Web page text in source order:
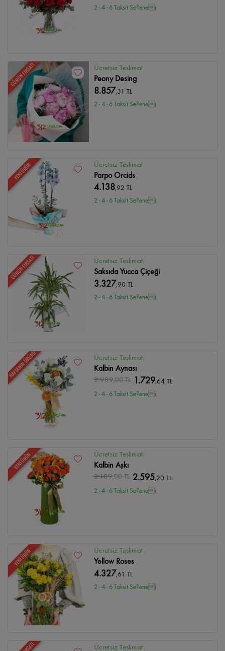
2 - 4 - 6 Taksit Se?enei
GÜNÜN FIRSATI Ücretsiz Teslimat
Peony Desing
8.857,31 TL
2 - 4 - 6 Taksit Se?enei
YENİ ÜRÜN Ücretsiz Teslimat
Parpo Orcids
4.138,92 TL
2 - 4 - 6 Taksit Se?enei
GÜNÜN FIRSATI Ücretsiz Teslimat
Saksıda Yucca Çiçeği
3.327,90 TL
2 - 4 - 6 Taksit Se?enei
HAFTANIN ÜRÜNÜ Ücretsiz Teslimat
Kalbin Aynası
2.989,00 TL 1.729,64 TL
2 - 4 - 6 Taksit Se?enei
YENİ ÜRÜN Ücretsiz Teslimat
Kalbin Aşkı
2.189,00 TL 2.595,20 TL
2 - 4 - 6 Taksit Se?enei
YENİ ÜRÜN Ücretsiz Teslimat
Yellow Roses
4.327,61 TL
2 - 4 - 6 Taksit Se?enei
Ücretsiz Teslimat